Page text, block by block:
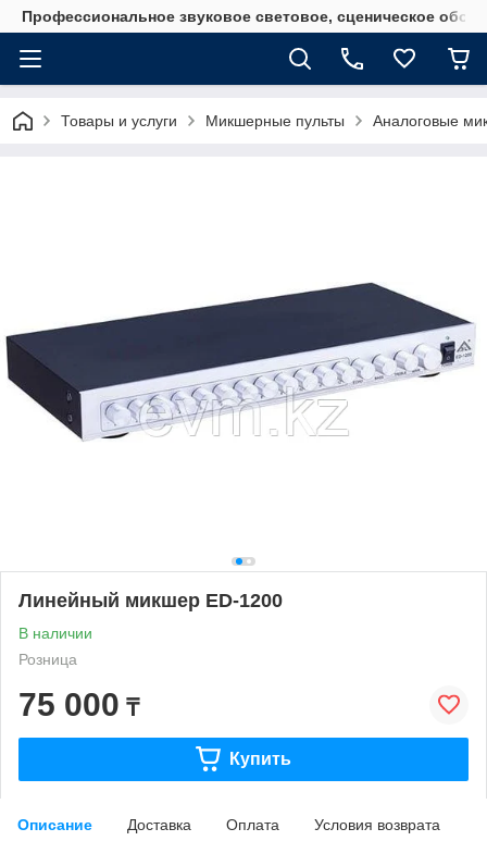
Профессиональное звуковое световое, сценическое
Товары и услуги Микшерные пульты Аналоговые
Линейный микшер ED-1200
В наличии
Розница
75 000 ₸
Купить
Описание Доставка Оплата Условия возврата